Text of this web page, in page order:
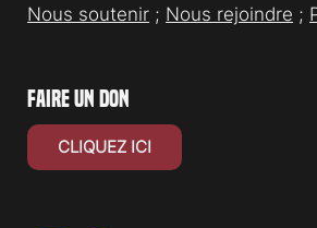
Nous soutenir ; Nous rejoindre ;
faire un don
CLIQUEZ ICI